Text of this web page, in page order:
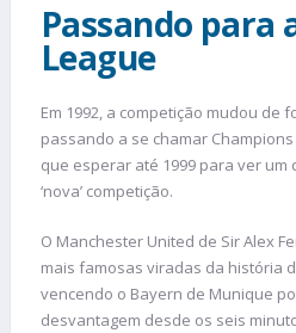
Passando para
League
Em 1992, a competição mudou de
passando a se chamar
que esperar até 1999 para ver um
‘nova’ competição.
O Manchester United de Sir Alex
mais famosas viradas da história
vencendo o Bayern de Munique
desvantagem desde os seis